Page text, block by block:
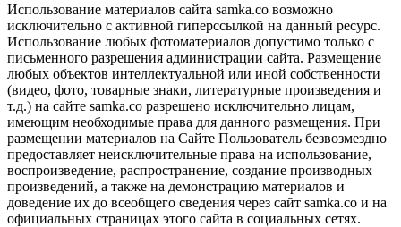
Использование материалов сайта samka.co возможно
исключительно с активной гиперссылкой на данный ресурс.
Использование любых фотоматериалов допустимо только с
письменного разрешения администрации сайта. Размещение
любых объектов интеллектуальной или иной собственности
(видео, фото, товарные знаки, литературные произведения и
т.д.) на сайте samka.co разрешено исключительно лицам,
имеющим необходимые права для данного размещения. При
размещении материалов на Сайте Пользователь безвозмездно
предоставляет неисключительные права на использование,
воспроизведение, распространение, создание производных
произведений, а также на демонстрацию материалов и
доведение их до всеобщего сведения через сайт samka.co и на
официальных страницах этого сайта в социальных сетях.